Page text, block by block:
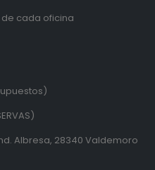
cada oficina
Albresa, 28340 Valdemoro